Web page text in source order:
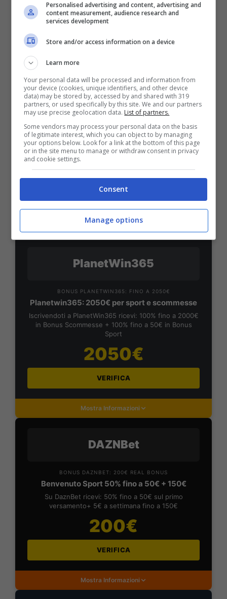
2050€
VERIFICA
SNAI
Bonus Benvenuto Sport: fino a 1.000€
50% sul deposito fino a 50€
1000€
PlanetWin365
BONUS PLANETWIN365: FINO A 2050€
Planetwin365: 2050€ per sport e scommesse
Iscrivendoti a PlanetWin365 ricevi: 100% fino a 2000€
in Bonus Scommesse + 100% fino a 50€ in Bonus
Sport
2050€
VERIFICA
Mostra Informazioni
DAZNBet
BONUS DAZNBET: 200€ REAL BONUS
Benvenuto Sport 50% fino a 50€ + 150€
Su DaznBet ricevi: 50% fino a 50€ sul primo
versamento+ 5€ a settimana fino a 150€
200€
VERIFICA
Mostra Informazioni
Personalised advertising and content, advertising and
content measurement, audience research and
services development
Store and/or access information on a device
Learn more
Your personal data will be processed and information from
your device (cookies, unique identifiers, and other device
data) may be stored by, accessed by and shared with 319
partners, or used specifically by this site. We and our partners
may use precise geolocation data. List of partners.
Some vendors may process your personal data on the basis
of legitimate interest, which you can object to by managing
your options below. Look for a link at the bottom of this page
or in the site menu to manage or withdraw consent in privacy
and cookie settings.
Consent
Manage options